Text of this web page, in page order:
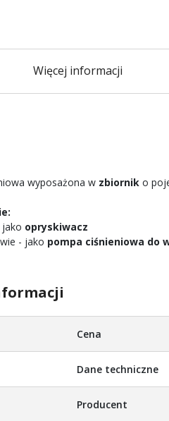
Więcej informacji
wyposażona w zbiornik o
opryskiwacz
- jako pompa ciśnieniowa do
Cena
Dane techniczne
Producent